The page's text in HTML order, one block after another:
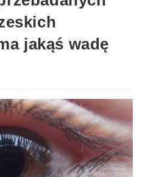
jakąś wadę